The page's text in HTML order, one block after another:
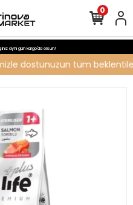
aynı gün kargo'da olsun!
dostunuzun tüm
0